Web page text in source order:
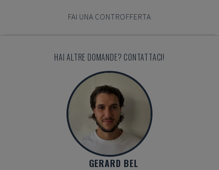
FAI UNA CONTROFFERTA
HAI ALTRE DOMANDE? CONTATTACI!
GERARD BEL